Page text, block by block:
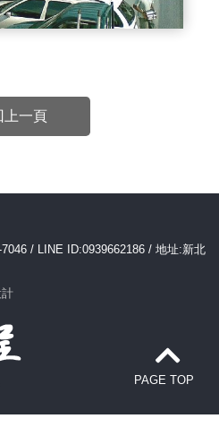
上一頁
/ LINE ID:0939662186 / 地址:新北
PAGE TOP